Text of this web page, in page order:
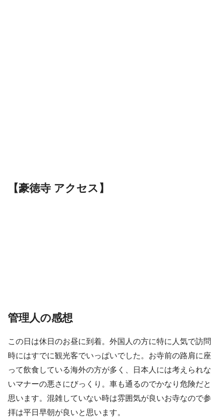
【豪徳寺 アクセス】
管理人の感想
この日は休日のお昼に到着。外国人の方に特に人気で訪問
時にはすでに観光客でいっぱいでした。お寺前の路肩に座
って飲食している海外の方が多く、日本人には考えられな
いマナーの悪さにびっくり。車も通るのでかなり危険だと
思います。混雑していない時は雰囲気が良いお寺なので参
拝は平日早朝が良いと思います。